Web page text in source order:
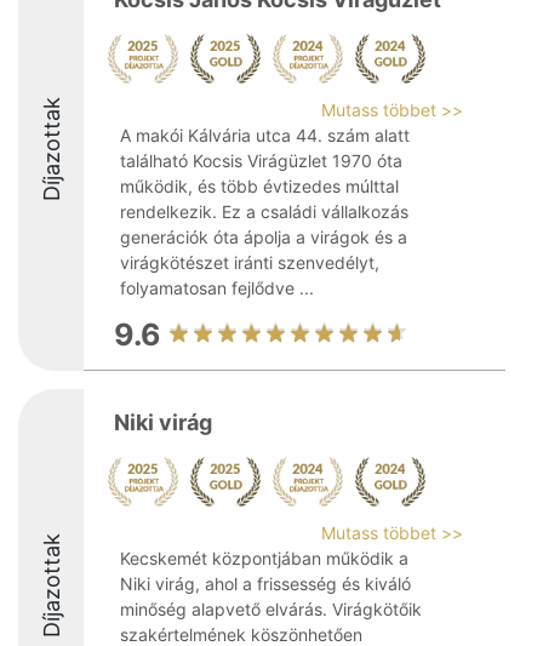
Díjazottak
Mutass többet >>
A makói Kálvária utca 44. szám alatt
található Kocsis Virágüzlet 1970 óta
működik, és több évtizedes múlttal
rendelkezik. Ez a családi vállalkozás
generációk óta ápolja a virágok és a
virágkötészet iránti szenvedélyt,
folyamatosan fejlődve ...
9.6
Díjazottak
Niki virág
Mutass többet >>
Kecskemét központjában működik a
Niki virág, ahol a frissesség és kiváló
minőség alapvető elvárás. Virágkötőik
szakértelmének köszönhetően